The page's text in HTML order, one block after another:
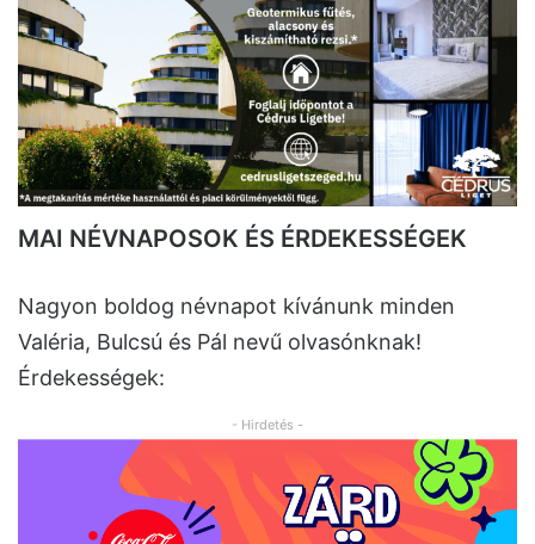
MAI NÉVNAPOSOK ÉS ÉRDEKESSÉGEK
Nagyon boldog névnapot kívánunk minden
Valéria, Bulcsú és Pál nevű olvasónknak!
Érdekességek:
- Hirdetés -